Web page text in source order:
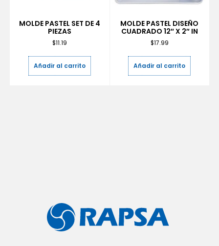
MOLDE PASTEL SET DE 4
PIEZAS
$11.19
Añadir al carrito
MOLDE PASTEL DISEÑO
CUADRADO 12″ X 2″ IN
$17.99
Añadir al carrito